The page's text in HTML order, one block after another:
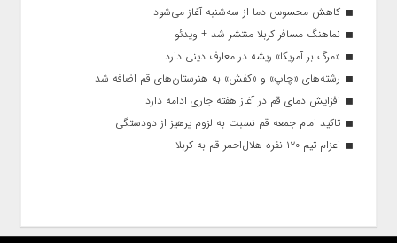
کاهش محسوس دما از سه‌شنبه آغاز می‌شود
نماهنگ مسافر کربلا منتشر شد + ویدئو
«مرگ بر آمریکا» ریشه در معارف دینی دارد
رشته‌های «چاپ» و «کفش» به هنرستان‌های قم اضافه شد
افزایش دمای قم در آغاز هفته جاری ادامه دارد
تاکید امام جمعه قم نسبت به لزوم پرهیز از دودستگی
اعزام تیم ۱۲۰ نفره هلال‌احمر قم به کربلا